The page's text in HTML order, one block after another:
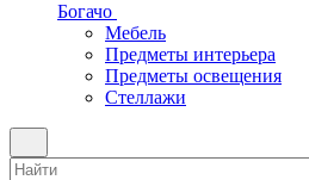
Богачо
Мебель
Предметы интерьера
Предметы освещения
Стеллажи